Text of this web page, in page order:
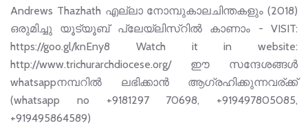
Andrews Thazhath എല്ലാ നോമ്പുകാലചിന്തകളും (2018)
ഒരുമിച്ചു യൂട്യൂബ് പ്ലേയ്‌ലിസ്റിൽ കാണാം - VISIT:
https://goo.gl/knEny8 Watch it in website:
http://www.trichurarchdiocese.org/ ഈ സന്ദേശങ്ങള്‍
whatsappനമ്പറില്‍ ലഭിക്കാന്‍ ആഗ്രഹിക്കുന്നവര്ക്ക്
(whatsapp no +9181297 70698, +919497805085,
+919495864589)